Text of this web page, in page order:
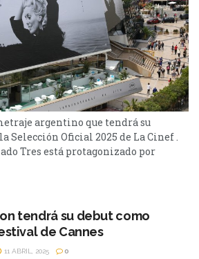
argentino que tendrá su
Selección Oficial 2025 de La Cinef .
Tres está protagonizado por
Blanco, Lara Crespo y Pedro Risi y
de origen argentino que será parte
tendrá su debut como
de Cannes
11 ABRIL, 2025 0